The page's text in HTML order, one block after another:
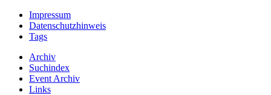
Impressum
Datenschutzhinweis
Tags
Archiv
Suchindex
Event Archiv
Links